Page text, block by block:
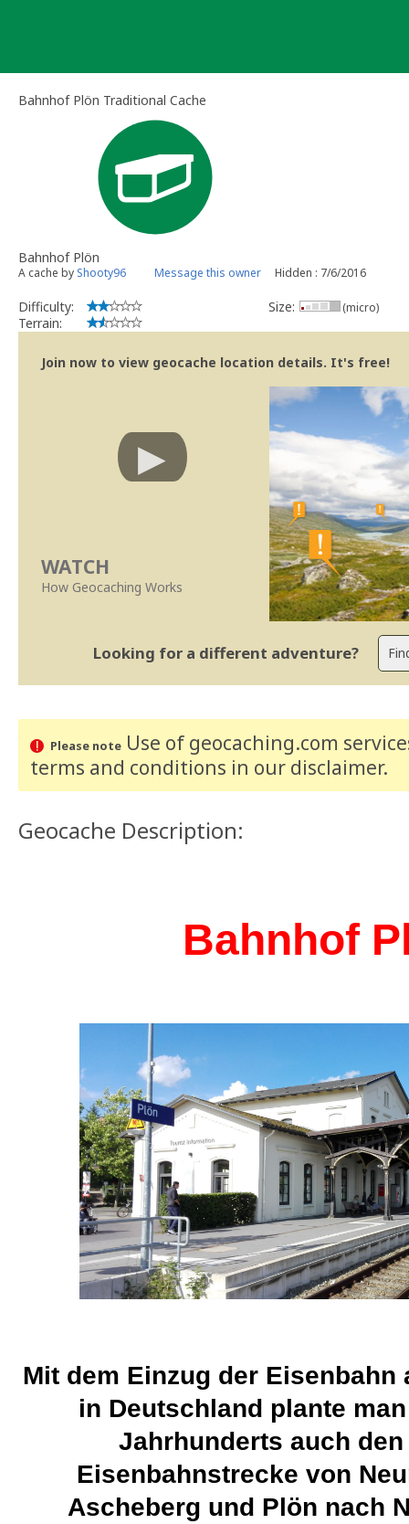
Bahnhof Plön Traditional Cache
Bahnhof Plön
A cache by Shooty96 Message this owner Hidden : 7/6/2016
Difficulty:
Terrain:
Size: (micro)
Join now to view geocache location details. It's free!
WATCH
How Geocaching Works
Looking for a different adventure?
Please noteUse of geocaching.com
terms and conditions in our disclaimer.
Geocache Description:
Bahnhof
Mit dem Einzug der
in Deutschland plante
Jahrhunderts auch
Eisenbahnstrecke von
Ascheberg und Plön nach